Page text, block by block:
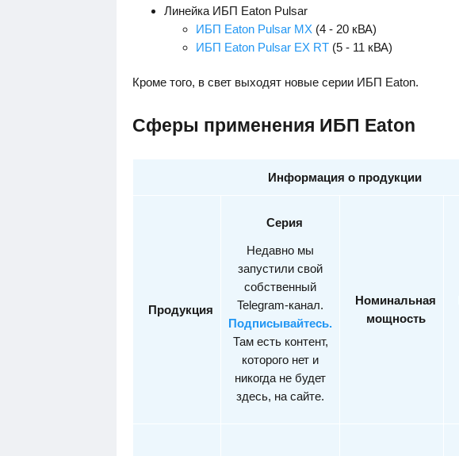
Линейка ИБП Eaton Pulsar
ИБП Eaton Pulsar MX (4 - 20 кВА)
ИБП Eaton Pulsar EX RT (5 - 11 кВА)
Кроме того, в свет выходят новые серии ИБП Eaton.
Сферы применения ИБП Eaton
Информация о продукции
Продукция
Серия
Недавно мы
запустили свой
собственный
Telegram-канал.
Подписывайтесь.
Там есть контент,
которого нет и
никогда не будет
здесь, на сайте.
Номинальная
мощность